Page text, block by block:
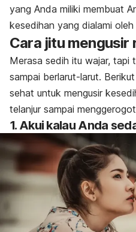
yang Anda miliki membuat
kesedihan yang dialami oleh
Cara jitu mengusir
Merasa sedih itu wajar, tapi
sampai berlarut-larut.
sehat untuk mengusir
telanjur sampai
1. Akui kalau Anda